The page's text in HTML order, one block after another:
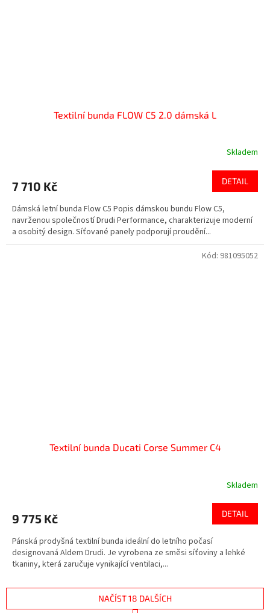
Textilní bunda FLOW C5 2.0 dámská L
Skladem
7 710 Kč DETAIL
Dámská letní bunda Flow C5 Popis dámskou bundu Flow C5,
navrženou společností Drudi Performance, charakterizuje moderní
a osobitý design. Síťované panely podporují proudění...
Textilní bunda Ducati Corse Summer C4
Skladem
9 775 Kč DETAIL
Pánská prodyšná textilní bunda ideální do letního počasí
designovaná Aldem Drudi. Je vyrobena ze směsi síťoviny a lehké
tkaniny, která zaručuje vynikající ventilaci,...
Kód: 981095052
NAČÍST 18 DALŠÍCH